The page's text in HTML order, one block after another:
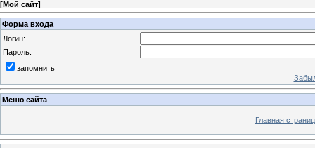
[Мой сайт]
Форма входа
Логин:
Пароль:
запомнить
Меню сайта
Главная